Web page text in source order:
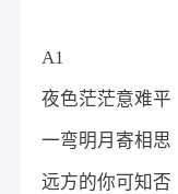
A1
夜色茫茫意难平
一弯明月寄相思
远方的你可知否